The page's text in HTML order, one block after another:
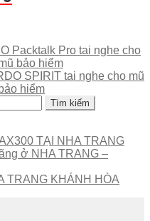
Packtalk Pro tai nghe cho
bảo hiểm
SPIRIT tai nghe cho mũ
hiểm
TẠI NHA TRANG
ở NHA TRANG –
TRANG KHÁNH HÒA